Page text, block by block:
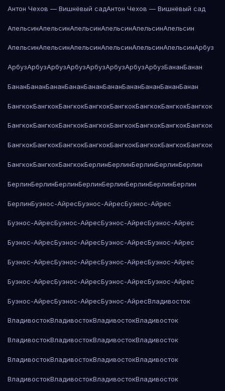
Антон Чехов — Вишнёвый садАнтон Чехов — Вишнёвый сад
АпельсинАпельсинАпельсинАпельсинАпельсинАпельсин
АпельсинАпельсинАпельсинАпельсинАпельсинАпельсинАрбуз
АрбузАрбузАрбузАрбузАрбузАрбузАрбузАрбузБананБанан
БананБананБананБананБананБананБананБананБананБанан
БангкокБангкокБангкокБангкокБангкокБангкокБангкокБангкок
БангкокБангкокБангкокБангкокБангкокБангкокБангкокБангкок
БангкокБангкокБангкокБангкокБангкокБангкокБангкокБангкок
БангкокБангкокБангкокБерлинБерлинБерлинБерлинБерлин
БерлинБерлинБерлинБерлинБерлинБерлинБерлинБерлин
БерлинБуэнос-АйресБуэнос-АйресБуэнос-Айрес
Буэнос-АйресБуэнос-АйресБуэнос-АйресБуэнос-Айрес
Буэнос-АйресБуэнос-АйресБуэнос-АйресБуэнос-Айрес
Буэнос-АйресБуэнос-АйресБуэнос-АйресБуэнос-Айрес
Буэнос-АйресБуэнос-АйресБуэнос-АйресБуэнос-Айрес
Буэнос-АйресБуэнос-АйресБуэнос-АйресВладивосток
ВладивостокВладивостокВладивостокВладивосток
ВладивостокВладивостокВладивостокВладивосток
ВладивостокВладивостокВладивостокВладивосток
ВладивостокВладивостокВладивостокВладивосток